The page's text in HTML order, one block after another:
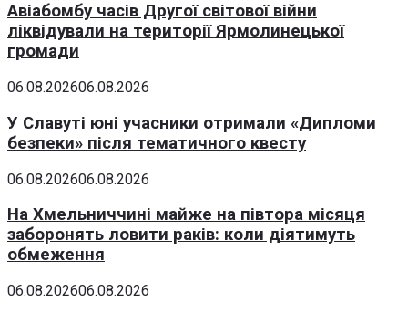
Авіабомбу часів Другої світової війни
ліквідували на території Ярмолинецької
громади
06.08.202606.08.2026
У Славуті юні учасники отримали «Дипломи
безпеки» після тематичного квесту
06.08.202606.08.2026
На Хмельниччині майже на півтора місяця
заборонять ловити раків: коли діятимуть
обмеження
06.08.202606.08.2026